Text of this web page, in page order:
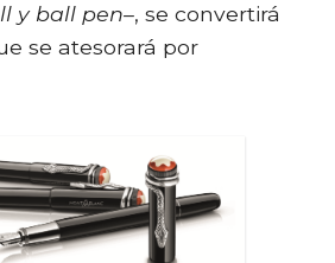
y ball pen–, se convertirá
se atesorará por